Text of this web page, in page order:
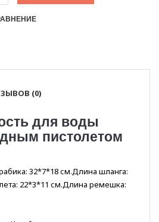
(0)
для воды
пистолетом
32*7*18 см.Длина шланга:
22*3*11 см.Длина ремешка: